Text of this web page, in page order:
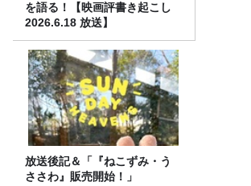
を語る！【映画評書き起こし
2026.6.18 放送】
放送後記＆「『ねこずみ・う
ささわ』販売開始！」